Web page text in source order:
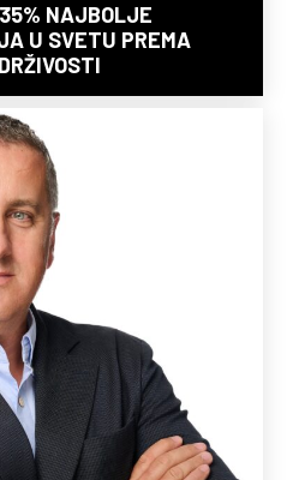
NAJBOLJE
U SVETU PREMA